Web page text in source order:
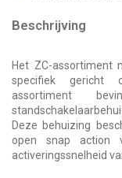
Beschrijving
Het ZC-assortiment
specifiek gericht
assortiment
Deze behuizing
open snap action
activeringssnelheid